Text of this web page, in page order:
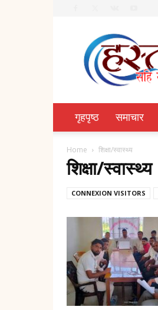
गृहपृष्ठ समाचार
Home शिक्षा/स्वास्थ्य
शिक्षा/स्वास्थ्य
CONNEXION VISITORS